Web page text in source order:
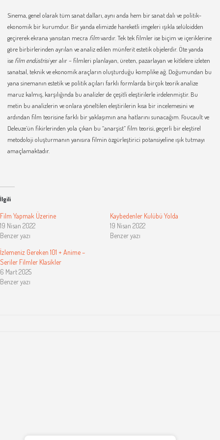
Sinema, genel olarak tüm sanat dalları, aynı anda hem bir sanat dalı ve politik-
ekonomik bir kurumdur. Bir yanda elimizde hareketli imgeleri ışıkla selüloidden
geçirerek ekrana yansıtan mecra filmvardır. Tek tek filmler ise biçim ve içeriklerine
göre birbirlerinden ayrılan ve analiz edilen münferit estetik objelerdir. Öte yanda
ise film endüstrisiyer alır – filmleri planlayan, üreten, pazarlayan ve kitlelere izleten
sanatsal, teknik ve ekonomik araçların oluşturduğu komplike ağ. Doğumundan bu
yana sinemanın estetik ve politik açıları farklı formlarda birçok teorik analize
maruz kalmış, karşılığında bu analizler de çeşitli eleştirilerle irdelenmiştir. Bu
metin bu analizlerin ve onlara yöneltilen eleştirilerin kısa bir incelemesini ve
ardından film teorisine farklı bir yaklaşımın ana hatlarını sunacağım. Foucault ve
Deleuze’ün fikirlerinden yola çıkan bu “anarşist” film teorisi, geçerli bir eleştirel
metodoloji oluşturmanın yanısıra filmin özgürleştirici potansiyeline ışık tutmayı
amaçlamaktadır.
İlgili
Film Yapmak Üzerine
19 Nisan 2022
Benzer yazı
Kaybedenler Kulübü Yolda
19 Nisan 2022
Benzer yazı
İzlemeniz Gereken 101 + Anime –
Seriler Filmler Klasikler
6 Mart 2025
Benzer yazı